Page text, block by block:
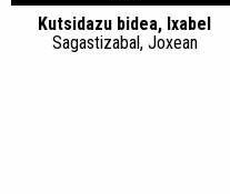
Kutsidazu bidea, Ixabel
Sagastizabal, Joxean